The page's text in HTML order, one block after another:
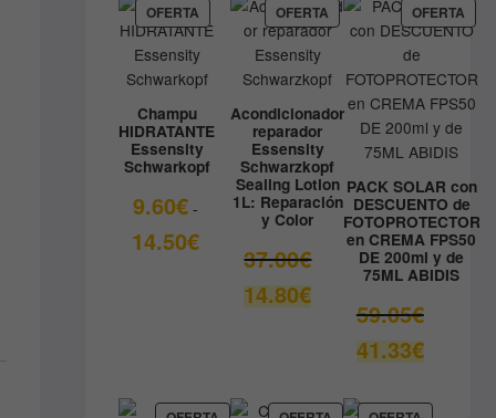
OFERTAPRODUCTO
EN
OFERTA
Champu
HIDRATANTE
Essensity
Schwarkopf
9.60€ -
14.50€Rango
precios:
OFERTA PRODUCTO
EN
Acondicionador
reparador
Essensity
Schwarzkopf
Sealing Lotion
1L: Reparación
y Color
37.00€El
original
37.00€.
14.80€El
precio
OFERTA
EN
PACK SOLAR con
DESCUENTO de
FOTOPROTECTOR
en CREMA FPS50
DE 200ml y de
75ML ABIDIS
59.05€El
original
59.05€.
41.33€El
precio